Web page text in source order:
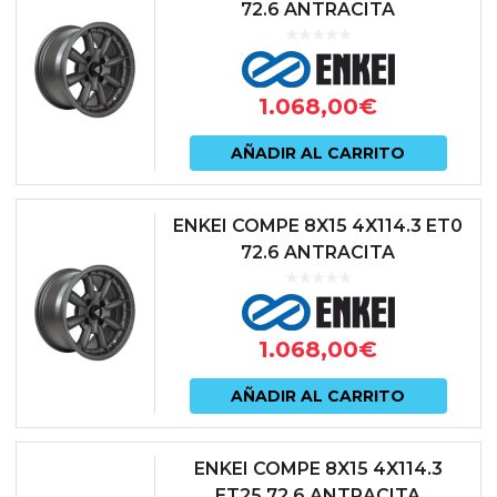
72.6 ANTRACITA
1.068,00€
AÑADIR AL CARRITO
ENKEI COMPE 8X15 4X114.3 ET0
72.6 ANTRACITA
1.068,00€
AÑADIR AL CARRITO
ENKEI COMPE 8X15 4X114.3